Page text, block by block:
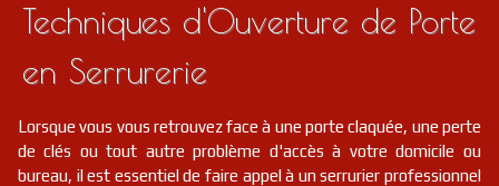
Techniques d'Ouverture de Porte
en Serrurerie
Lorsque vous vous retrouvez face à une porte claquée, une perte
de clés ou tout autre problème d'accès à votre domicile ou
bureau, il est essentiel de faire appel à un serrurier professionnel